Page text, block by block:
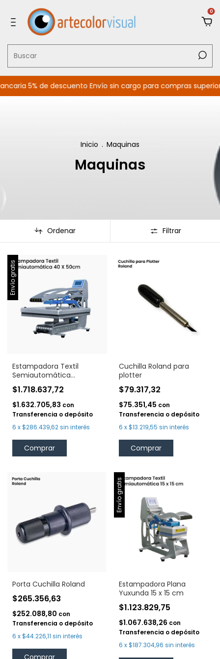
0
5% de descuento Envío sin cargo para compras
Inicio . Maquinas
Maquinas
Ordenar Filtrar
Envío gratis
Estampadora Textil
Semiautomática
Yuxunda 40 x 50 cm
$1.718.637,72
$1.632.705,83 con
Transferencia o depósito
6 x$286.439,62sin interés
Cuchilla Roland para
plotter
$79.317,32
$75.351,45 con
Transferencia o depósito
6 x$13.219,55 sin interés
Comprar
Porta Cuchilla Roland
$265.356,63
$252.088,80 con
Transferencia o depósito
6 x$44.226,11 sin interés
Envío gratis
Estampadora Plana
Yuxunda 15 x 15 cm
$1.123.829,75
$1.067.638,26 con
Transferencia o depósito
6 x$187.304,96 sin interés